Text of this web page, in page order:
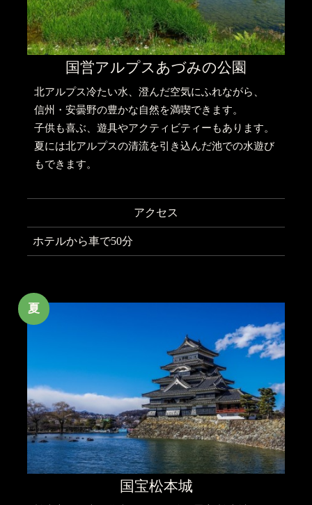
国営アルプスあづみの公園
北アルプス冷たい水、澄んだ空気にふれながら、
信州・安曇野の豊かな自然を満喫できます。
子供も喜ぶ、遊具やアクティビティーもあります。
夏には北アルプスの清流を引き込んだ池での水遊び
もできます。
アクセス
ホテルから車で50分
夏
国宝松本城